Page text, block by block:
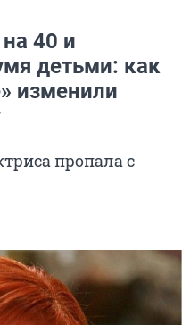
40 и
детьми: как
изменили
пропала с